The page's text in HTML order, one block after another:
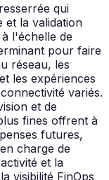
qui
la validation
l'échelle de
pour faire
réseau, les
les expériences
variés.
et de
fines offrent à
futures,
charge de
et la
visibilité FinOps